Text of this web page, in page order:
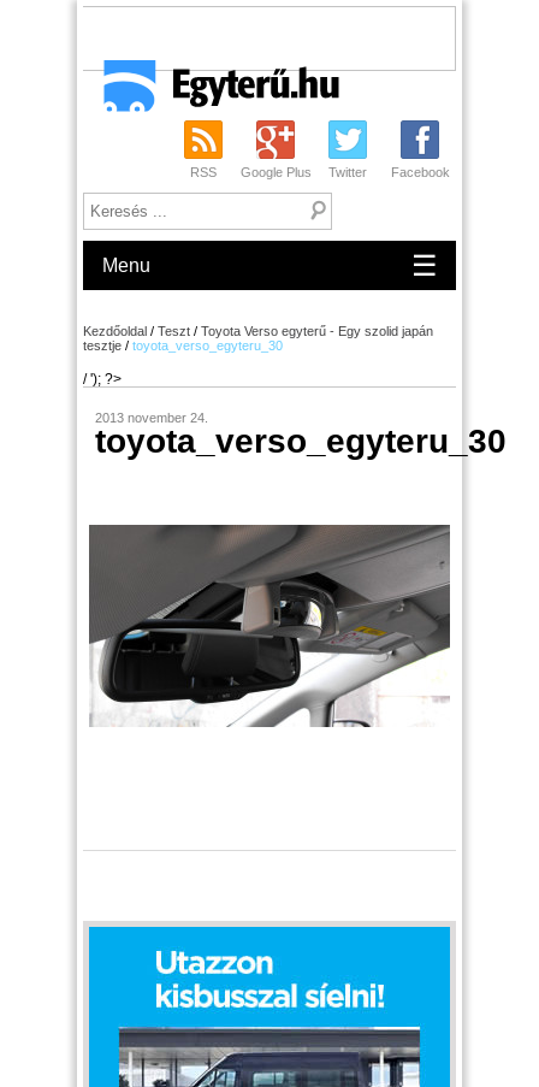
RSS Google Plus Twitter Facebook
Menu ☰
Kezdőoldal / Teszt / Toyota Verso egyterű - Egy szolid japán
tesztje / toyota_verso_egyteru_30
/ '); ?>
2013 november 24.
toyota_verso_egyteru_30